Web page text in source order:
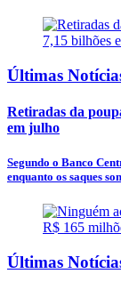
Últimas
Retiradas da
em julho
Segundo o Banco
enquanto os saques
Últimas